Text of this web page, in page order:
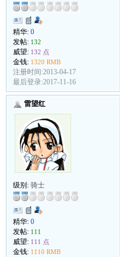
精华: 0
发帖: 132
威望: 132 点
金钱: 1320 RMB
注册时间:2013-04-17
最后登录:2017-11-16
雷望红
级别: 骑士
精华: 0
发帖: 111
威望: 111 点
金钱: 1110 RMB